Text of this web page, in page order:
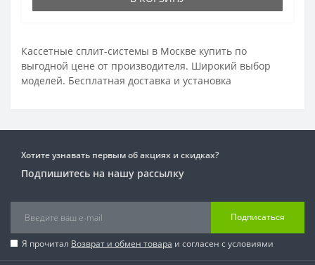
Кассетные сплит-системы в Москве купить по
выгодной цене от производителя. Широкий выбор
моделей. Бесплатная доставка и установка
Хотите узнавать первым об акциях и скидках?
Подпишитесь на нашу рассылку
Подписаться
Я прочитал Возврат и обмен товара и согласен с условиями